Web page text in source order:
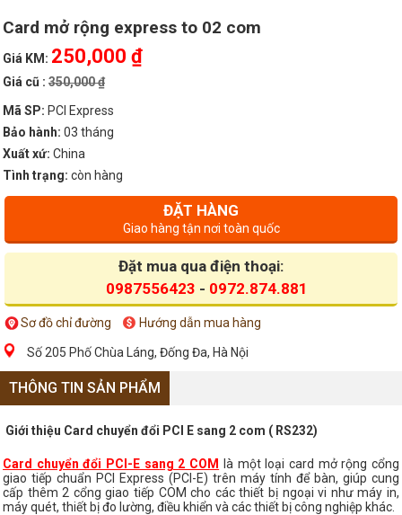
Card mở rộng express to 02 com
Giá KM: 250,000 ₫
Giá cũ : 350,000 ₫
Mã SP: PCI Express
Bảo hành: 03 tháng
Xuất xứ: China
Tình trạng: còn hàng
ĐẶT HÀNG
Giao hàng tận nơi toàn quốc
Đặt mua qua điện thoại:
0987556423 - 0972.874.881
Sơ đồ chỉ đường Hướng dẫn mua hàng
Số 205 Phố Chùa Láng, Đống Đa, Hà Nội
THÔNG TIN SẢN PHẨM
Giới thiệu Card chuyển đổi PCI E sang 2 com ( RS232)
Card chuyển đổi PCI-E sang 2 COM
là một loại card mở rộng cổng
giao tiếp chuẩn PCI Express (PCI-E) trên máy tính để bàn, giúp cung
cấp thêm 2 cổng giao tiếp COM cho các thiết bị ngoại vi như máy in,
máy quét, thiết bị đo lường, điều khiển và các thiết bị công nghiệp khác.